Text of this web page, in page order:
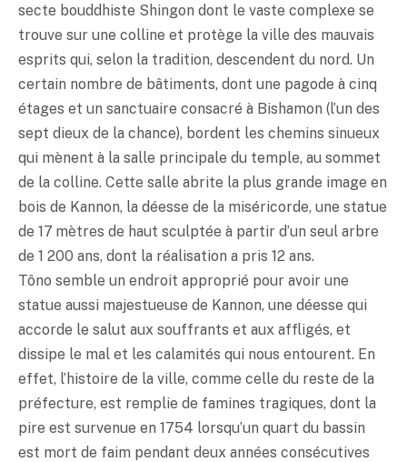
secte bouddhiste Shingon dont le vaste complexe se
trouve sur une colline et protège la ville des mauvais
esprits qui, selon la tradition, descendent du nord. Un
certain nombre de bâtiments, dont une pagode à cinq
étages et un sanctuaire consacré à Bishamon (l’un des
sept dieux de la chance), bordent les chemins sinueux
qui mènent à la salle principale du temple, au sommet
de la colline. Cette salle abrite la plus grande image en
bois de Kannon, la déesse de la miséricorde, une statue
de 17 mètres de haut sculptée à partir d’un seul arbre
de 1 200 ans, dont la réalisation a pris 12 ans.
Tôno semble un endroit approprié pour avoir une
statue aussi majestueuse de Kannon, une déesse qui
accorde le salut aux souffrants et aux affligés, et
dissipe le mal et les calamités qui nous entourent. En
effet, l’histoire de la ville, comme celle du reste de la
préfecture, est remplie de famines tragiques, dont la
pire est survenue en 1754 lorsqu’un quart du bassin
est mort de faim pendant deux années consécutives